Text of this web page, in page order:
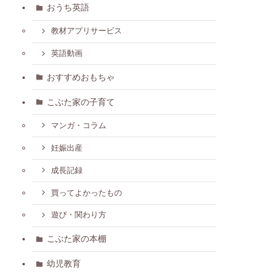
おうち英語
教材アプリサービス
英語動画
おすすめおもちゃ
こぶた家の子育て
マンガ・コラム
妊娠出産
成長記録
買ってよかったもの
遊び・関わり方
こぶた家の本棚
幼児教育